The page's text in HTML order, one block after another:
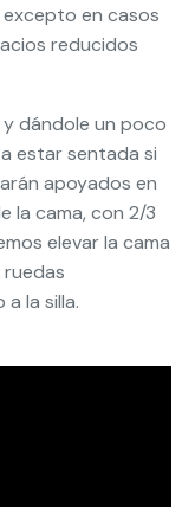
excepto en casos
reducidos
dándole un poco
estar sentada si
apoyados en
la cama, con 2/3
elevar la cama
la silla.